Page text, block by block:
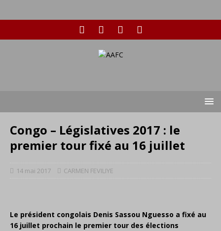
Congo – Législatives 2017 : le
premier tour fixé au 16 juillet
14 mai 2017 CARMEN FEVILIYE
Le président congolais Denis Sassou Nguesso a fixé au
16 juillet prochain le premier tour des élections